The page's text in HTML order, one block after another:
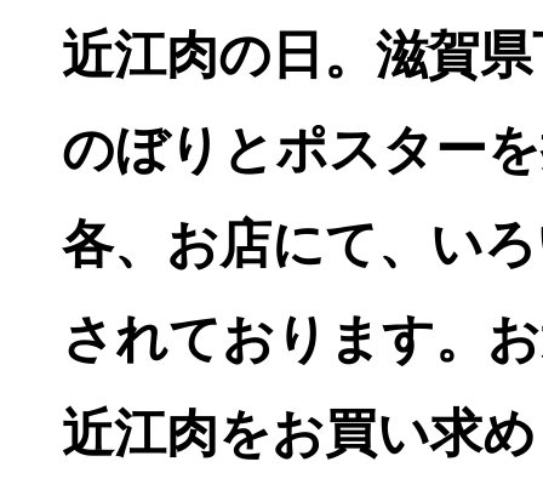
近江肉の日。滋賀
のぼりとポスター
各、お店にて、い
されております。
近江肉をお買い求